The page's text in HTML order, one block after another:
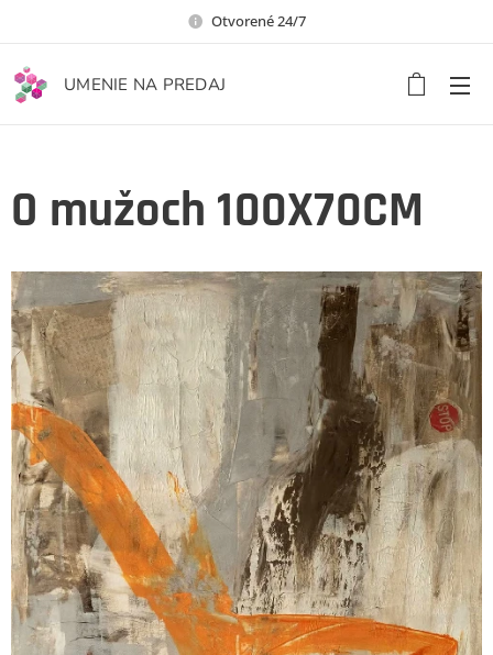
Otvorené 24/7
UMENIE NA PREDAJ
O mužoch 100X70CM